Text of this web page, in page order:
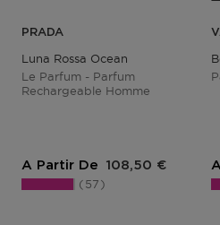
PRADA
Luna Rossa Ocean
Le Parfum - Parfum
Rechargeable Homme
A Partir De Prix du produit
108,50 €
57